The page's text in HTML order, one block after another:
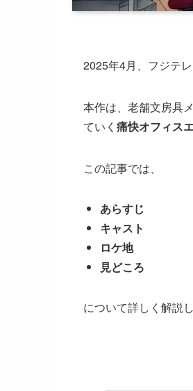
2025年4月、フジテ
本作は、老舗文房具
ていく 痛快オフィス
この記事では、
あらすじ
キャスト
ロケ地
見どころ
について詳しく解説